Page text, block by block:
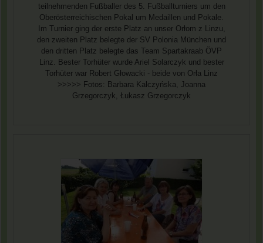
teilnehmenden Fußballer des 5. Fußballturniers um den
Oberösterreichischen Pokal um Medaillen und Pokale.
Im Turnier ging der erste Platz an unser Orłom z Linzu,
den zweiten Platz belegte der SV Polonia München und
den dritten Platz belegte das Team Spartakraab ÖVP
Linz. Bester Torhüter wurde Ariel Solarczyk und bester
Torhüter war Robert Głowacki - beide von Orła Linz
>>>>> Fotos: Barbara Kalczyńska, Joanna
Grzegorczyk, Łukasz Grzegorczyk